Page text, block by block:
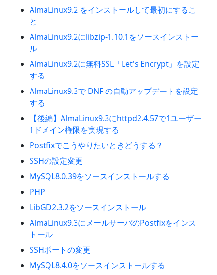
AlmaLinux9.2 をインストールして最初にするこ
と
AlmaLinux9.2にlibzip-1.10.1をソースインストー
ル
AlmaLinux9.2に無料SSL「Let's Encrypt」を設定
する
AlmaLinux9.3で DNF の自動アップデートを設定
する
【後編】AlmaLinux9.3にhttpd2.4.57で1ユーザー
1ドメイン権限を実現する
Postfixでこうやりたいときどうする？
SSHの設定変更
MySQL8.0.39をソースインストールする
PHP
LibGD2.3.2をソースインストール
AlmaLinux9.3にメールサーバのPostfixをインス
トール
SSHポートの変更
MySQL8.4.0をソースインストールする